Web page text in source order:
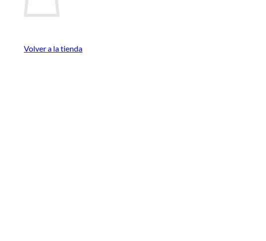
Volver a la tienda